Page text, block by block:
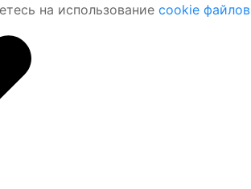
на использование cookie файлов